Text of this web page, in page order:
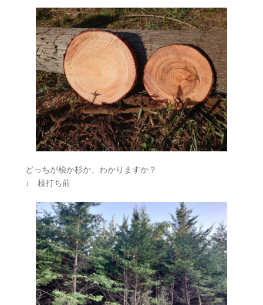
どっちが桧か杉か、わかりますか？
↓ 枝打ち前